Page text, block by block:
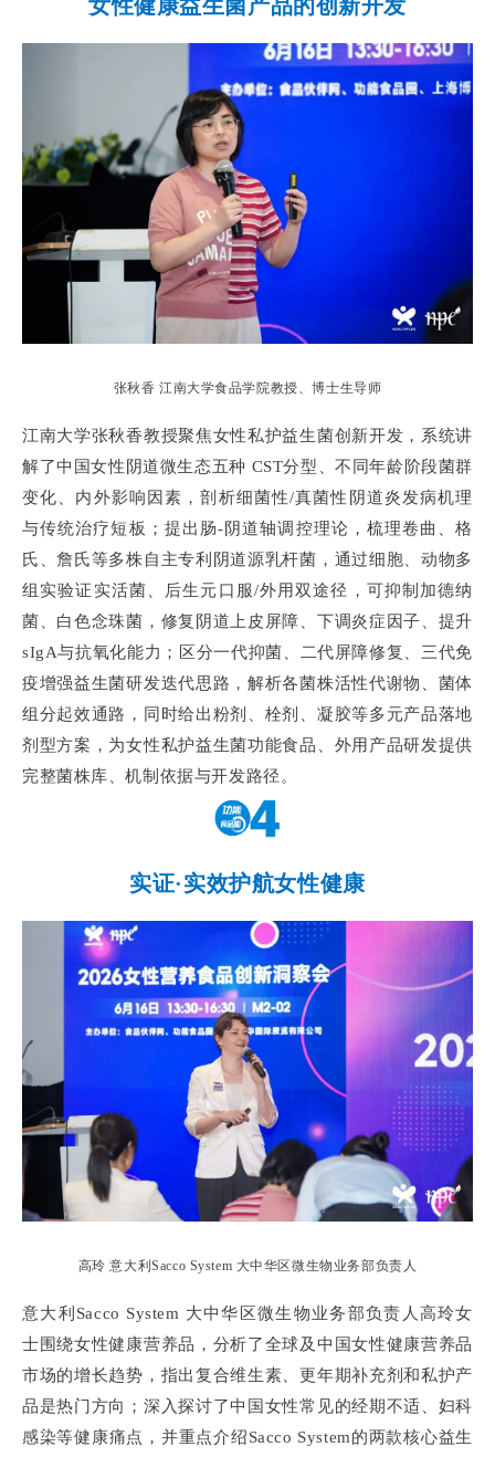
女性健康益生菌产品的创新开发
张秋香 江南大学食品学院教授、博士生导师
江南大学张秋香教授聚焦女性私护益生菌创新开发，系统讲
解了中国女性阴道微生态五种 CST分型、不同年龄阶段菌群
变化、内外影响因素，剖析细菌性/真菌性阴道炎发病机理
与传统治疗短板；提出肠-阴道轴调控理论，梳理卷曲、格
氏、詹氏等多株自主专利阴道源乳杆菌，通过细胞、动物多
组实验证实活菌、后生元口服/外用双途径，可抑制加德纳
菌、白色念珠菌，修复阴道上皮屏障、下调炎症因子、提升
sIgA与抗氧化能力；区分一代抑菌、二代屏障修复、三代免
疫增强益生菌研发迭代思路，解析各菌株活性代谢物、菌体
组分起效通路，同时给出粉剂、栓剂、凝胶等多元产品落地
剂型方案，为女性私护益生菌功能食品、外用产品研发提供
完整菌株库、机制依据与开发路径。
实证·实效护航女性健康
高玲 意大利Sacco System 大中华区微生物业务部负责人
意大利Sacco System 大中华区微生物业务部负责人高玲女
士围绕女性健康营养品，分析了全球及中国女性健康营养品
市场的增长趋势，指出复合维生素、更年期补充剂和私护产
品是热门方向；深入探讨了中国女性常见的经期不适、妇科
感染等健康痛点，并重点介绍Sacco System的两款核心益生